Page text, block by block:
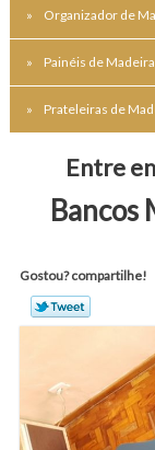
Organizador de
Painéis de Madeira
Prateleiras de
Entre
Bancos
Gostou? compartilhe!